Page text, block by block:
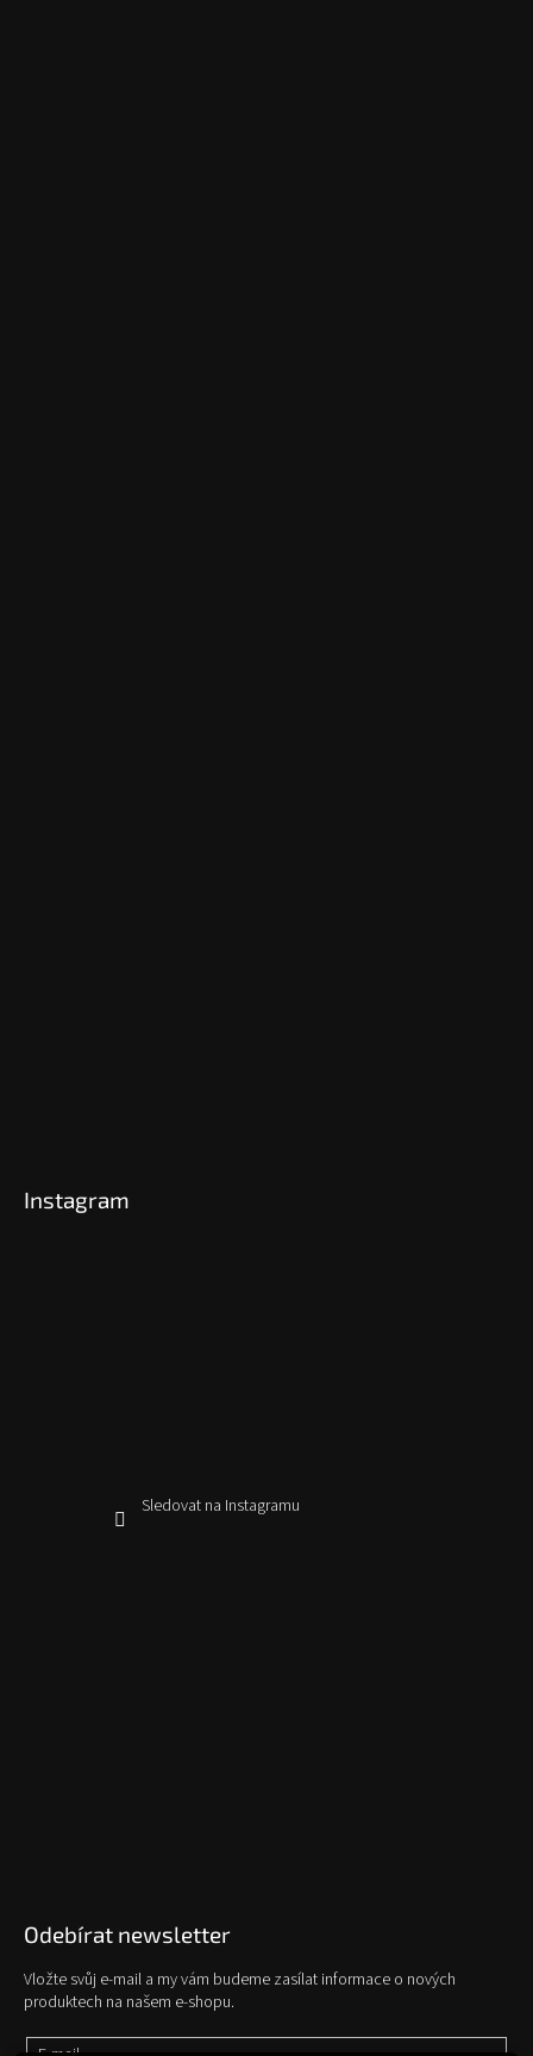
Instagram
Sledovat na Instagramu
Odebírat newsletter
Vložte svůj e-mail a my vám budeme zasílat informace o nových
produktech na našem e-shopu.